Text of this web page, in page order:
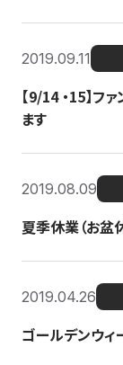
2019.09.11
【9/14 ・15】フ
ます
2019.08.09
夏季休業（お盆
2019.04.26
ゴールデンウ